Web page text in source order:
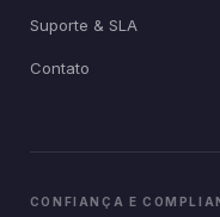
Suporte & SLA
Contato
CONFIANÇA E